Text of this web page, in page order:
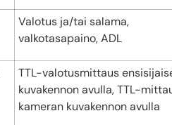
Valotus ja/tai salama,
valkotasapaino, ADL
TTL-valotusmittaus
kuvakennon avulla, TTL-
kameran kuvakennon avulla